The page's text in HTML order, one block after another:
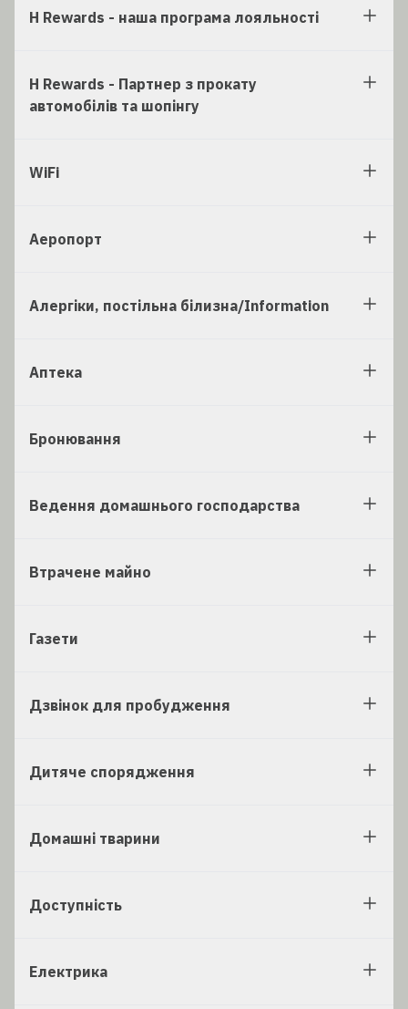
H Rewards - наша програма лояльності
H Rewards - Партнер з прокату
автомобілів та шопінгу
WiFi
Аеропорт
Алергіки, постільна білизна/Information
Аптека
Бронювання
Ведення домашнього господарства
Втрачене майно
Газети
Дзвінок для пробудження
Дитяче спорядження
Домашні тварини
Доступність
Електрика